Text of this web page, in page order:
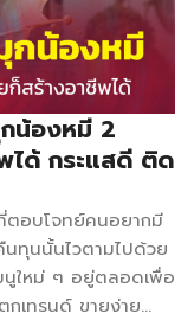
ไส้เยอะจุใจ ที่สำคัญ
เมด หวานน้อย กลิ่น
ได้แก่ ไส้สังขยาใบ
ะพร้าวอ่อนฝอยทอง
อ ราคาที่เข้าถึงได้
าทเท่านั้น สำหรับรูป
คา 45,000 บาท
รถเปิดร้านขายได้
น้องหมี 2
ได้ กระแสดี ติด
ตอบโจทย์คนอยากมี
นทุนนั้นไวตามไปด้วย
นูใหม่ ๆ อยู่ตลอดเพื่อ
กเทรนด์ ขายง่าย